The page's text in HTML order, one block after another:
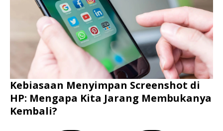
Kebiasaan Menyimpan Screenshot di
HP: Mengapa Kita Jarang Membukanya
Kembali?